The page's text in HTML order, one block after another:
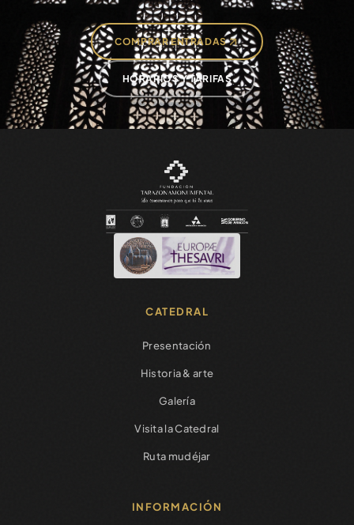
COMPRAR ENTRADAS
HORARIOS Y TARIFAS
CATEDRAL
Presentación
Historia & arte
Galería
Visita la Catedral
Ruta mudéjar
INFORMACIÓN